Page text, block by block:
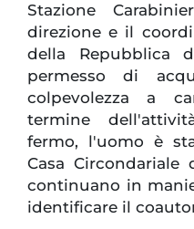
Stazione
direzione e il
della Repubblica
permesso di
colpevolezza a
termine
fermo, l'uomo è
Casa
continuano in
identificare il